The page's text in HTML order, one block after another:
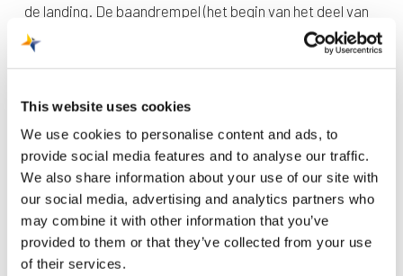
This website uses cookies
We use cookies to personalise content and ads, to
provide social media features and to analyse our traffic.
We also share information about your use of our site with
our social media, advertising and analytics partners who
may combine it with other information that you’ve
provided to them or that they’ve collected from your use
of their services.
de landing. De baandrempel (het begin van het deel van
de baan dat je mag gebruiken), ligt hier dus 250 meter
baandrempel ook 250 noordelijker dan het begin van het
asfalt en wordt dus ook de eerste 250 meter van het
asfalt niet gebruikt.
Startpunt
Bij een vertrek in zuidelijke richting (baan 21) start het
toestel wel aan het begin van het asfalt. En dus